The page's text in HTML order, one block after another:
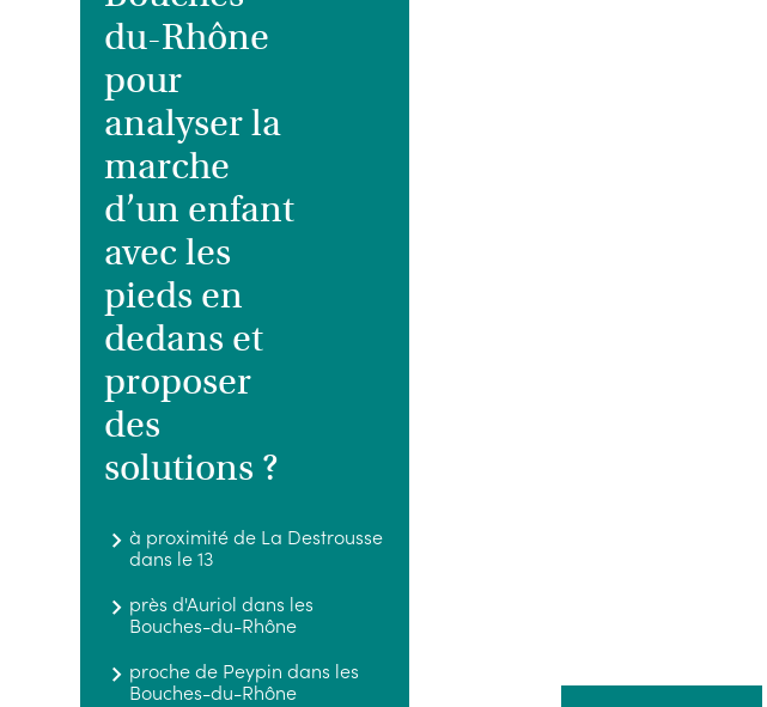
du-Rhône
pour
analyser la
marche
d’un enfant
avec les
pieds en
dedans et
proposer
des
solutions ?
à proximité de La Destrousse
dans le 13
près d'Auriol dans les
Bouches-du-Rhône
proche de Peypin dans les
Bouches-du-Rhône